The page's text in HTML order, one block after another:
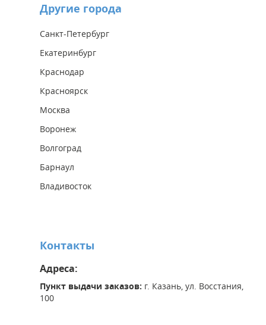
Другие города
Санкт-Петербург
Екатеринбург
Краснодар
Красноярск
Москва
Воронеж
Волгоград
Барнаул
Владивосток
Контакты
Адреса:
Пункт выдачи заказов: г. Казань, ул. Восстания,
100